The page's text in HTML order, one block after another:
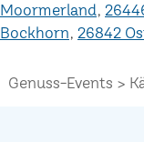
Moormerland
Bockhorn 26842
Genuss-Events